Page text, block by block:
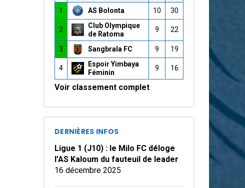
1 AS Bolonta 10 30
2
Club Olympique
de Ratoma
9 22
3 Sangbrala FC 9 19
4
Espoir Yimbaya
Féminin
9 16
Voir classement complet
DERNIÈRES INFOS
Ligue 1 (J10) : le Milo FC déloge
l’AS Kaloum du fauteuil de leader
16 décembre 2025